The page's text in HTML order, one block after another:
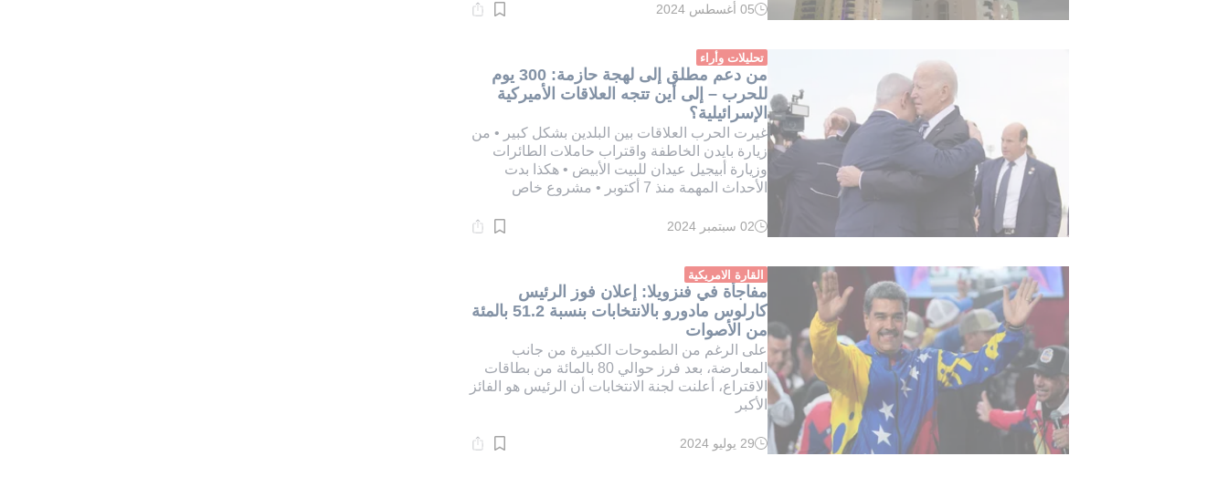
وقت
دقيقة.
05 أغسطس 2024
تحليلات وأراء
من دعم مطلق إلى لهجة حازمة: 300 يوم
للحرب – إلى أين تتجه العلاقات الأميركية
الإسرائيلية؟
غيرت الحرب العلاقات بين البلدين بشكل كبير • من
زيارة بايدن الخاطفة واقتراب حاملات الطائرات
وزيارة أبيجيل عيدان للبيت الأبيض • هكذا بدت
الأحداث المهمة منذ 7 أكتوبر • مشروع خاص
وقت
دقيقة.
02 سبتمبر 2024
القارة الامريكية
مفاجأة في فنزويلا: إعلان فوز الرئيس
كارلوس مادورو بالانتخابات بنسبة 51.2 بالمئة
من الأصوات
على الرغم من الطموحات الكبيرة من جانب
المعارضة، بعد فرز حوالي 80 بالمائة من بطاقات
الاقتراع، أعلنت لجنة الانتخابات أن الرئيس هو الفائز
الأكبر
وقت
29 يوليو 2024